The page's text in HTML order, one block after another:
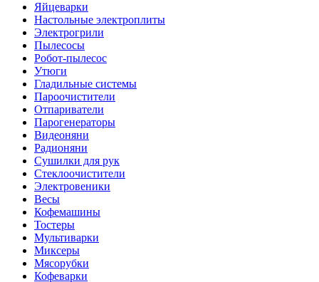
Яйцеварки
Настольные электроплиты
Электрогрили
Пылесосы
Робот-пылесос
Утюги
Гладильные системы
Пароочистители
Отпариватели
Парогенераторы
Видеоняни
Радионяни
Сушилки для рук
Стеклоочистители
Электровеники
Весы
Кофемашины
Тостеры
Мультиварки
Миксеры
Мясорубки
Кофеварки